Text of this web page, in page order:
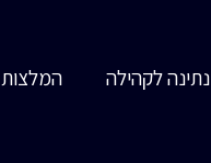
נתינה לקהילה המלצות